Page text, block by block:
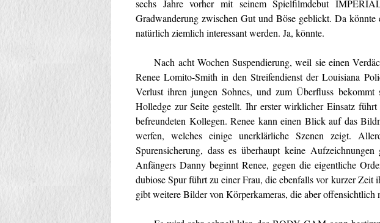
sechs Jahre vorher mit seinem Spielfilmdebut
Gradwanderung zwischen Gut und Böse geblickt. Da könnte
natürlich ziemlich interessant werden. Ja, könnte.
Nach acht Wochen Suspendierung, weil sie einen
Renee Lomito-Smith in den Streifendienst der Louisiana
Verlust ihren jungen Sohnes, und zum Überfluss
Holledge zur Seite gestellt. Ihr erster wirklicher Einsatz
befreundeten Kollegen. Renee kann einen Blick auf das
werfen, welches einige unerklärliche Szenen zeigt.
Spurensicherung, dass es überhaupt keine
Anfängers Danny beginnt Renee, gegen die eigentliche
dubiose Spur führt zu einer Frau, die ebenfalls vor kurzer Zeit
gibt weitere Bilder von Körperkameras, die aber offensichtlich